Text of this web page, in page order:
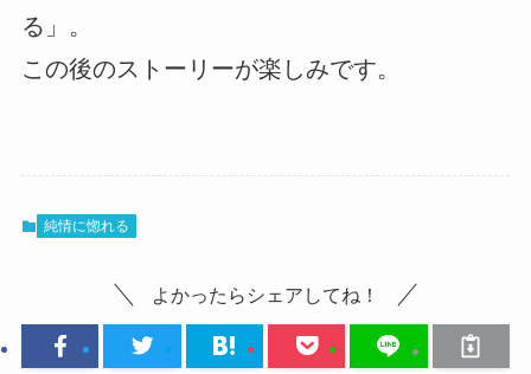
る」。
この後のストーリーが楽しみです。
純情に惚れる
よかったらシェアしてね！